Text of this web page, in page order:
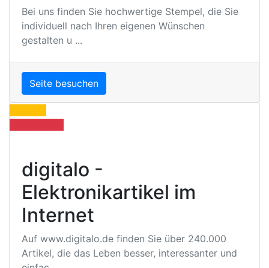
Bei uns finden Sie hochwertige Stempel, die Sie
individuell nach Ihren eigenen Wünschen
gestalten u ...
Seite besuchen
digitalo -
Elektronikartikel im
Internet
Auf www.digitalo.de finden Sie über 240.000
Artikel, die das Leben besser, interessanter und